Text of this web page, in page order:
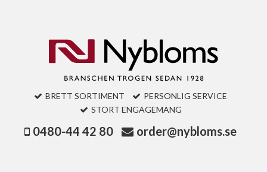
BRETT SORTIMENT
PERSONLIG SERVICE
STORT ENGAGEMANG
0480-44 42 80 order@nybloms.se